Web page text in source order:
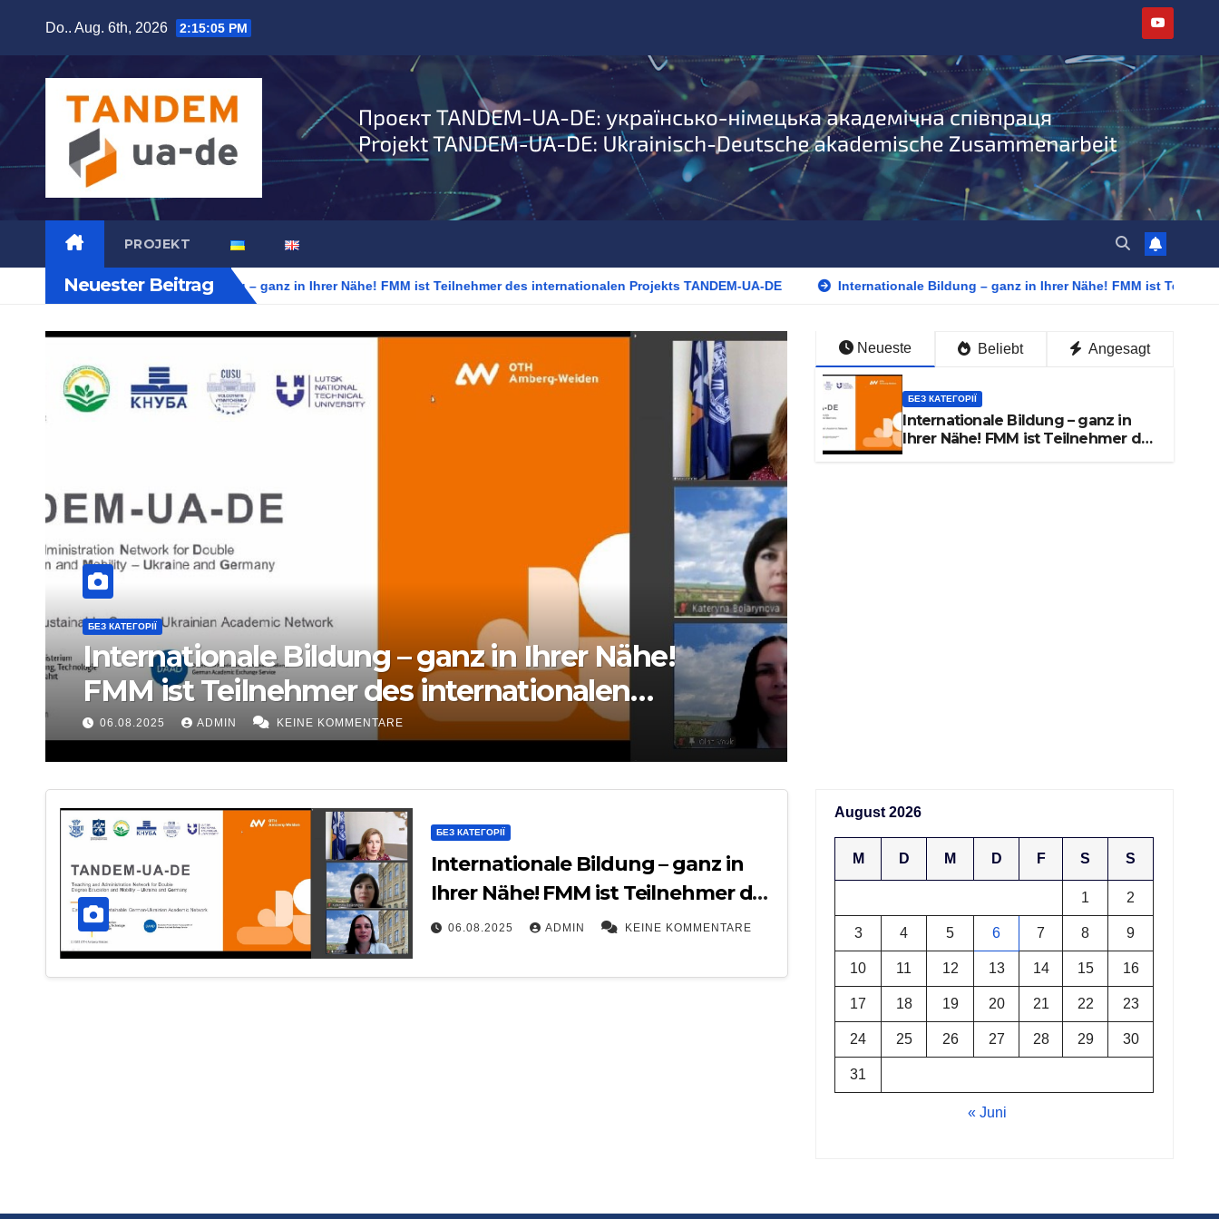
springen
Do.. Aug. 6th, 2026 2:15:06 PM
PROJEKT
Neuester Beitrag
Internationale Bildung – ganz in Ihrer Nähe! FMM ist Teilnehmer des internationalen Projekts TANDEM-UA-DE Internationale Bildung – ganz in Ihrer Nähe! FMM ist
БЕЗ КАТЕГОРІЇ
Internationale Bildung – ganz in Ihrer Nähe!
FMM ist Teilnehmer des internationalen
Projekts TANDEM-UA-DE
06.08.2025 ADMIN KEINE KOMMENTARE
Neueste Beliebt Angesagt
БЕЗ КАТЕГОРІЇ
Internationale Bildung – ganz in
Ihrer Nähe! FMM ist Teilnehmer des
БЕЗ КАТЕГОРІЇ
Internationale Bildung – ganz in
Ihrer Nähe! FMM ist Teilnehmer des
internationalen Projekts TANDEM-
06.08.2025 ADMIN KEINE KOMMENTARE
August 2026
M D M D F S S
1 2
3 4 5 6 7 8 9
10 11 12 13 14 15 16
17 18 19 20 21 22 23
24 25 26 27 28 29 30
31
« Juni